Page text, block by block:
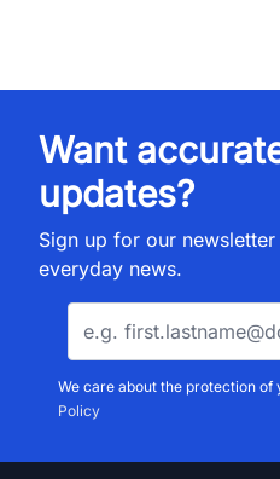
Want
updates?
Sign up for our
everyday news.
We care about the protection of
Policy